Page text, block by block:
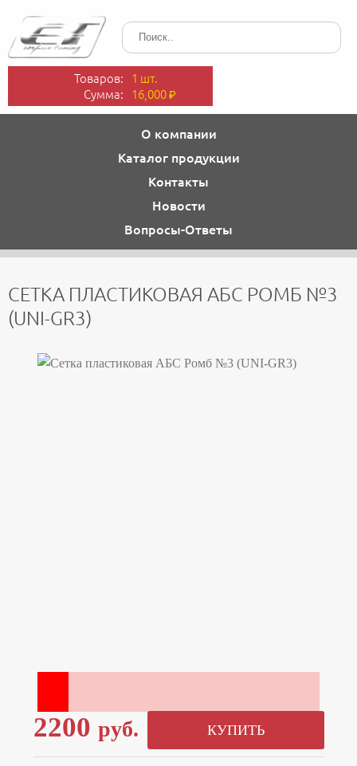
Товаров: 1 шт.
Сумма: 16,000₽
О компании
Каталог продукции
Контакты
Новости
Вопросы-Ответы
СЕТКА ПЛАСТИКОВАЯ АБС РОМБ №3
(UNI-GR3)
2200 руб. КУПИТЬ